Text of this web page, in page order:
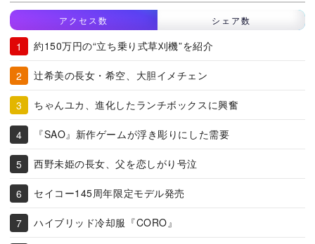
アクセス数 シェア数
約150万円の“立ち乗り式草刈機”を紹介
辻希美の長女・希空、大胆イメチェン
ちゃんユカ、進化したランチボックスに興奮
『SAO』新作ゲームが浮き彫りにした需要
西野未姫の長女、父を恋しがり号泣
セイコー145周年限定モデル発売
ハイブリッド冷却服『CORO』